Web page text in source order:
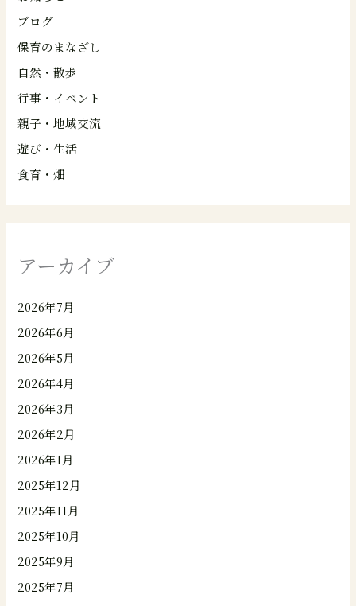
ブログ
保育のまなざし
自然・散歩
行事・イベント
親子・地域交流
遊び・生活
食育・畑
アーカイブ
2026年7月
2026年6月
2026年5月
2026年4月
2026年3月
2026年2月
2026年1月
2025年12月
2025年11月
2025年10月
2025年9月
2025年7月